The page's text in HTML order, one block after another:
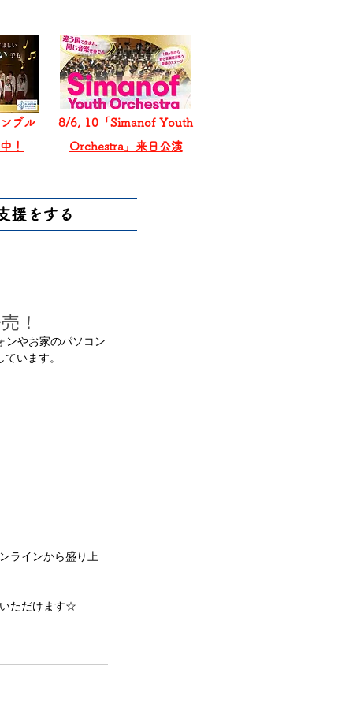
ブル
！
8/6, 10「Simanof Youth
Orchestra」来日公演
援をする
！
ンやお家のパソコン
います。
ラインから盛り上
ただけます☆